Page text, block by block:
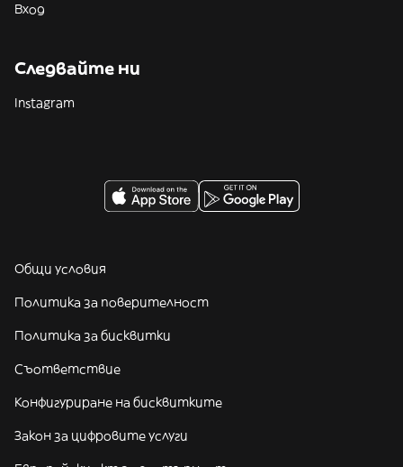
Вход
Следвайте ни
Instagram
Общи условия
Политика за поверителност
Политика за бисквитки
Съответствие
Конфигуриране на бисквитките
Закон за цифровите услуги